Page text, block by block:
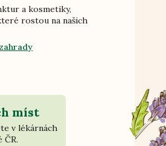
a kosmetiky,
rostou na našich
míst
v lékárnách
ČR.